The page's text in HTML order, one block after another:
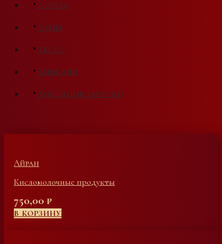
СОУСЫ
СУПЫ
ТЕСТО
ХИНКАЛИ
ХОЛОДНЫЕ ЗАКУСКИ
Айран
Кисломолочные продукты
750,00 ₽
В КОРЗИНУ